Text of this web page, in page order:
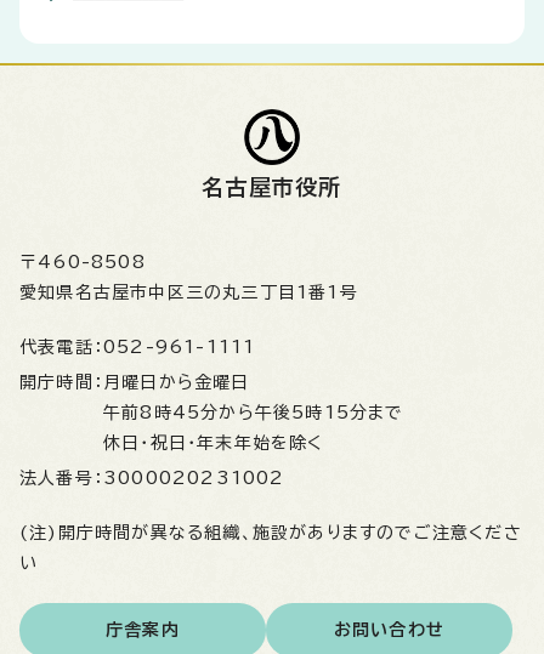
名古屋市役所
〒460-8508
愛知県名古屋市中区三の丸三丁目1番1号
代表電話： 052-961-1111
開庁時間： 月曜日から金曜日
午前8時45分から午後5時15分まで
休日・祝日・年末年始を除く
法人番号： 3000020231002
(注)開庁時間が異なる組織、施設がありますのでご注意くださ
い
庁舎案内 お問い合わせ